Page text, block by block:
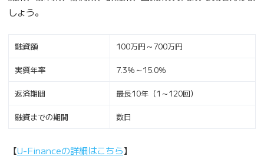
しょう。
融資額 100万円～700万円
実質年率 7.3％～15.0％
返済期間 最長10年（1～120回）
融資までの期間 数日
【U-Financeの詳細はこちら】